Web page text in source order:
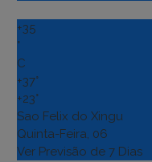
+35
°
C
+37°
+23°
Sao Felix do Xingu
Quinta-Feira, 06
Ver Previsão de 7 Dias